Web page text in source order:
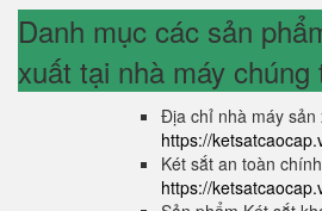
Danh mục các sản
xuất tại nhà máy chúng
Địa chỉ nhà máy sản
https://
Két sắt an toàn
https://